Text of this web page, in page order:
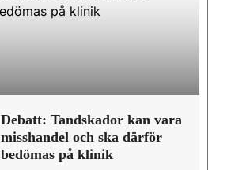
Debatt: Tandskador kan vara
misshandel och ska därför
bedömas på klinik